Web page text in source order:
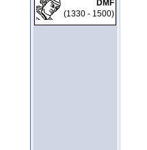
DMF
(1330 - 1500)